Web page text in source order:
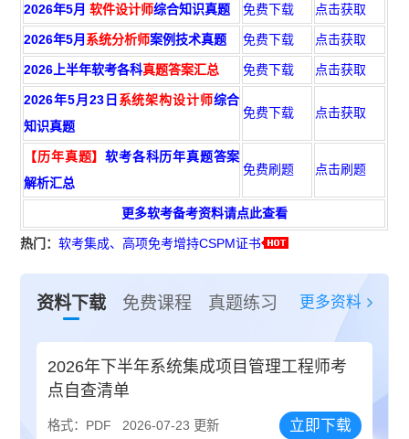
2026年5月软件设计师综合知识真题 免费下载 点击获取
2026年5月 系统分析师案例技术真题 免费下载 点击获取
2026上半年软考各科真题答案汇总 免费下载 点击获取
2026年5月23日 系统架构设计师综合
知识真题
免费下载 点击获取
【历年真题】软考各科历年真题答案
解析汇总
免费刷题 点击刷题
更多软考备考资料请点此查看
热门：软考集成、高项免考增持CSPM证书
资料下载 免费课程 真题练习 更多资料
2026年下半年系统集成项目管理工程师考
点自查清单
格式：PDF 2026-07-23 更新 立即下载